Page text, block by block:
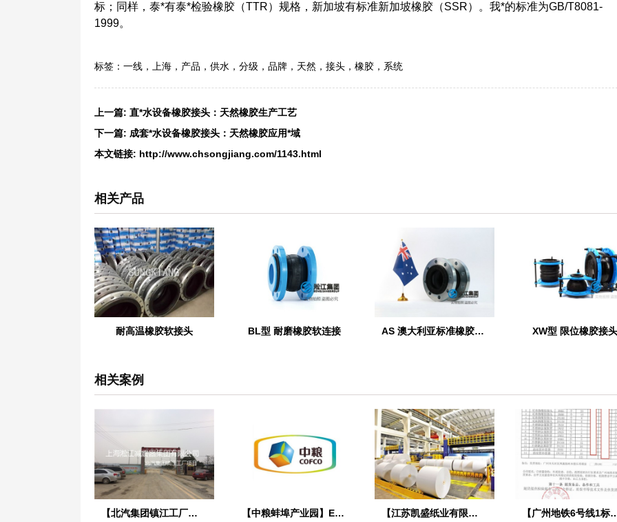
标；同样，泰*有泰*检验橡胶（TTR）规格，新加坡有标准新加坡橡胶（SSR）。我*的标准为GB/T8081-
1999。
标签： 一线 ， 上海 ， 产品 ， 供水 ， 分级 ， 品牌 ， 天然 ， 接头 ， 橡胶 ， 系统
上一篇: 直*水设备橡胶接头：天然橡胶生产工艺
下一篇: 成套*水设备橡胶接头：天然橡胶应用*域
本文链接: http://www.chsongjiang.com/1143.html
相关产品
耐高温橡胶软接头 BL型 耐磨橡胶软连接 AS 澳大利亚标准橡胶膨胀节 XW型 限位橡胶接头
相关案例
【北汽集团镇江工厂】采用上海淞江橡胶接头产品 【中粮蚌埠产业园】EPDM橡胶接头合同 【江苏凯盛纸业有限公司】造纸机托辊用橡胶气胎合同 【广州地铁6号线1标项目】